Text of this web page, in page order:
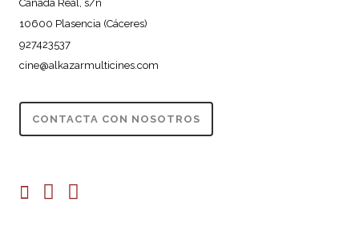
Cañada Real, s/n
10600 Plasencia (Cáceres)
927423537
cine@alkazarmulticines.com
CONTACTA CON NOSOTROS